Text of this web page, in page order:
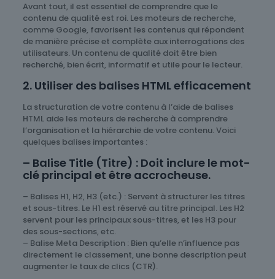
Avant tout, il est essentiel de comprendre que le
contenu de qualité est roi. Les moteurs de recherche,
comme Google, favorisent les contenus qui répondent
de manière précise et complète aux interrogations des
utilisateurs. Un contenu de qualité doit être bien
recherché, bien écrit, informatif et utile pour le lecteur.
2. Utiliser des balises HTML efficacement
La structuration de votre contenu à l’aide de balises
HTML aide les moteurs de recherche à comprendre
l’organisation et la hiérarchie de votre contenu. Voici
quelques balises importantes :
– Balise Title (Titre) : Doit inclure le mot-
clé principal et être accrocheuse.
– Balises H1, H2, H3 (etc.) : Servent à structurer les titres
et sous-titres. Le H1 est réservé au titre principal. Les H2
servent pour les principaux sous-titres, et les H3 pour
des sous-sections, etc.
– Balise Meta Description : Bien qu’elle n’influence pas
directement le classement, une bonne description peut
augmenter le taux de clics (CTR).